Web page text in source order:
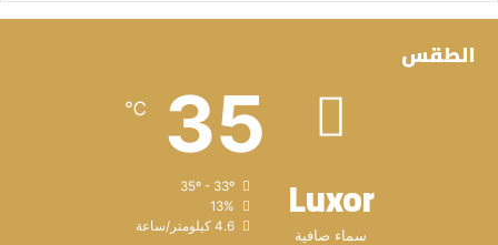
الطقس
Luxor
سماء صافية
35
℃
35º - 33º
13%
4.6 كيلومتر/ساعة